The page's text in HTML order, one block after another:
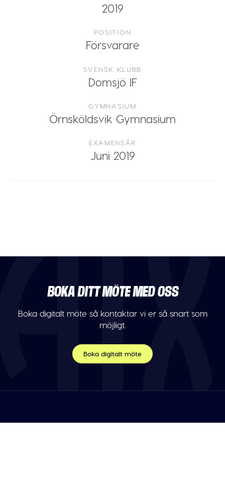
2019
POSITION
Försvarare
SVENSK KLUBB
Domsjö IF
GYMNASIUM
Örnsköldsvik Gymnasium
EXAMENSÅR
Juni 2019
BOKA DITT MÖTE MED OSS
Boka digitalt möte så kontaktar vi er så snart som
möjligt.
Boka digitalt möte